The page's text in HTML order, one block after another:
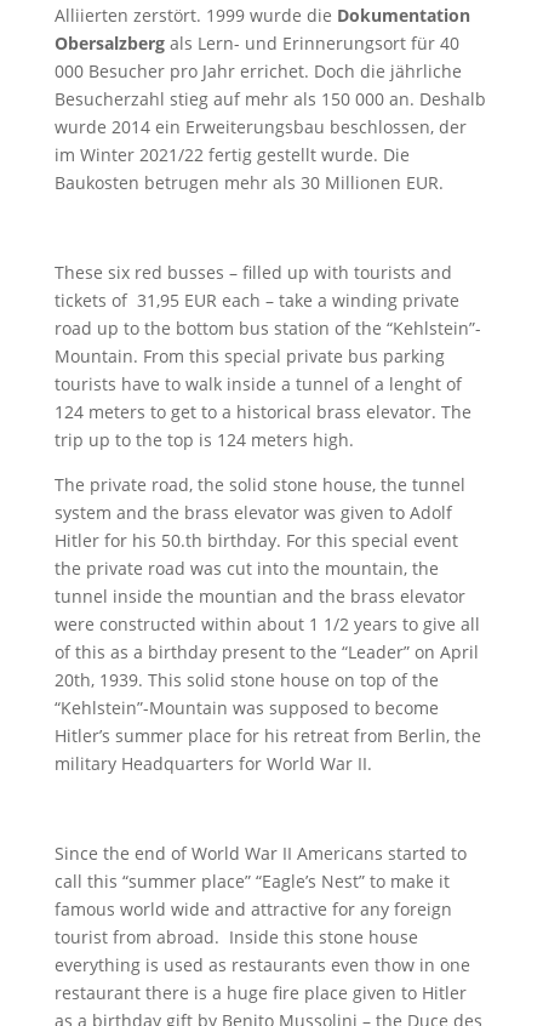
Alliierten zerstört. 1999 wurde die Dokumentation
Obersalzbergals Lern- und Erinnerungsort für 40
000 Besucher pro Jahr errichet. Doch die jährliche
Besucherzahl stieg auf mehr als 150 000 an. Deshalb
wurde 2014 ein Erweiterungsbau beschlossen, der
im Winter 2021/22 fertig gestellt wurde. Die
Baukosten betrugen mehr als 30 Millionen EUR.
These six red busses – filled up with tourists and
tickets of 31,95 EUR each – take a winding private
road up to the bottom bus station of the “Kehlstein”-
Mountain. From this special private bus parking
tourists have to walk inside a tunnel of a lenght of
124 meters to get to a historical brass elevator. The
trip up to the top is 124 meters high.
The private road, the solid stone house, the tunnel
system and the brass elevator was given to Adolf
Hitler for his 50.th birthday. For this special event
the private road was cut into the mountain, the
tunnel inside the mountian and the brass elevator
were constructed within about 1 1/2 years to give all
of this as a birthday present to the “Leader” on April
20th, 1939. This solid stone house on top of the
“Kehlstein”-Mountain was supposed to become
Hitler’s summer place for his retreat from Berlin, the
military Headquarters for World War II.
Since the end of World War II Americans started to
call this “summer place” “Eagle’s Nest” to make it
famous world wide and attractive for any foreign
tourist from abroad. Inside this stone house
everything is used as restaurants even thow in one
restaurant there is a huge fire place given to Hitler
as a birthday gift by Benito Mussolini – the Duce des